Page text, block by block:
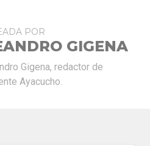
POR
GIGENA
Gigena, redactor de
Ayacucho.